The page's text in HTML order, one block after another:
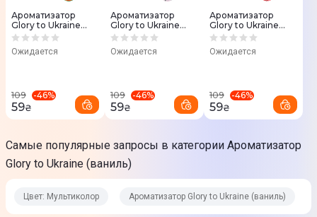
Ароматизатор
Glory to Ukraine
(арбуз)
Ожидается
109 -46%
59₴
Ароматизатор
Glory to Ukraine
(жвачка)
Ожидается
109 -46%
59₴
Ароматизатор
Glory to Ukraine
(кола)
Ожидается
109 -46%
59₴
Самые популярные запросы в категории Ароматизатор
Glory to Ukraine (ваниль)
Цвет: Мультиколор Ароматизатор Glory to Ukraine (ваниль)